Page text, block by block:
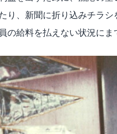
り、新聞に折り込みチラ
の給料を払えない状況にま